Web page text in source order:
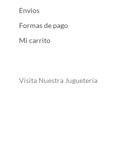
Envios
Formas de pago
Mi carrito
Visita Nuestra Juguetería